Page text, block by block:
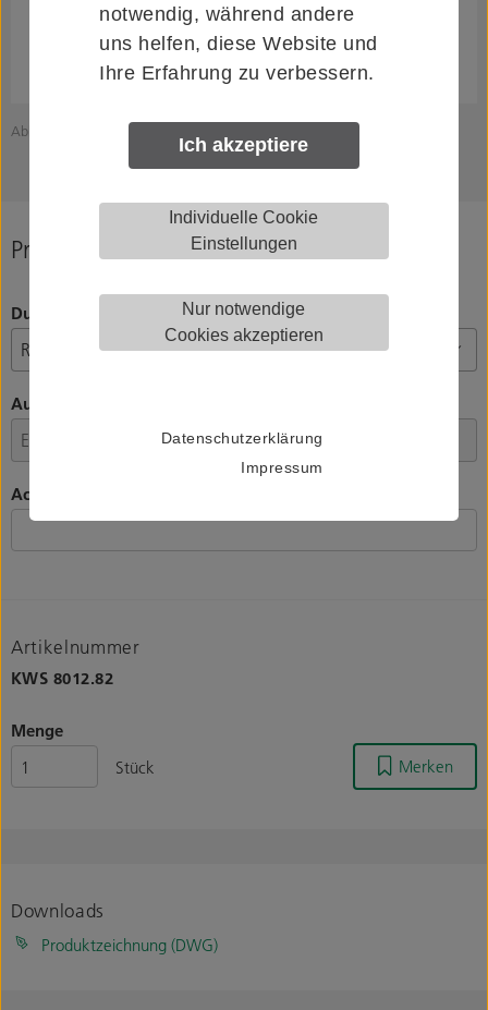
notwendig, während andere
uns helfen, diese Website und
Ihre Erfahrung zu verbessern.
Ich akzeptiere
Individuelle Cookie
Einstellungen
Nur notwendige
Cookies akzeptieren
Datenschutzerklärung
Impressum
Abbildung zeigt KWS 8382.82
Produkt konfigurieren
Durchmesser Griffstange (D)
Ausführung
Achsabstand (L), Angabe in mm
Artikelnummer
KWS 8012.82
Menge
Stück
Merken
Downloads
Produktzeichnung (DWG)